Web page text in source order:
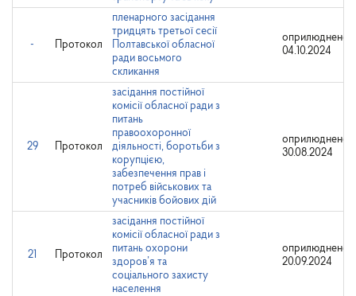
- Протокол
пленарного засідання
тридцять третьої сесії
Полтавської обласної
ради восьмого
скликання
оприлюднено:
04.10.2024
29 Протокол
засідання постійної
комісії обласної ради з
питань
правоохоронної
діяльності, боротьби з
корупцією,
забезпечення прав і
потреб військових та
учасників бойових дій
оприлюднено:
30.08.2024
21 Протокол
засідання постійної
комісії обласної ради з
питань охорони
здоров’я та
соціального захисту
населення
оприлюднено:
20.09.2024